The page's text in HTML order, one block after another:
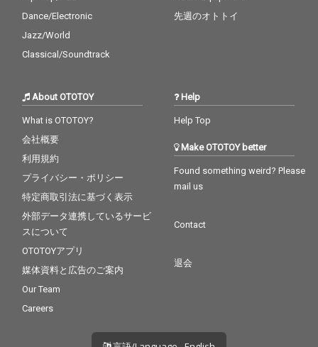
Dance/Electronic
Jazz/World
Classical/Soundtrack
先週のオトトイ
About OTOTOY
What is OTOTOY?
会社概要
利用規約
プライバシー・ポリシー
特定商取引法に基づく表示
外部データ連携しているサービ
スについて
OTOTOYアプリ
媒体資料と広告のご案内
Our Team
Careers
Help
Help Top
Make OTOTOY better
Found something weird? Please
mail us
Contact
退会